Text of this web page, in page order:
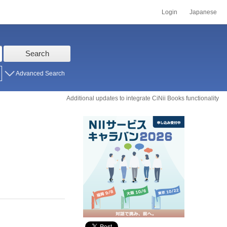
Login Japanese
Search
Advanced Search
Additional updates to integrate CiNii Books functionality